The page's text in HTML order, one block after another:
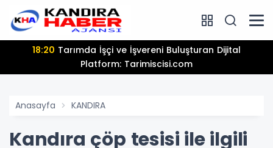
18:20
Platform: Tarimiscisi.com
Anasayfa KANDIRA
Kandıra çöp tesisi ile ilgili